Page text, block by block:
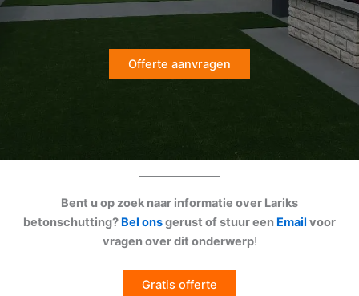
Offerte aanvragen
Bent u op zoek naar informatie over Lariks
betonschutting? Bel onsgerust of stuur een Email voor
vragen over dit onderwerp!
Gratis offerte